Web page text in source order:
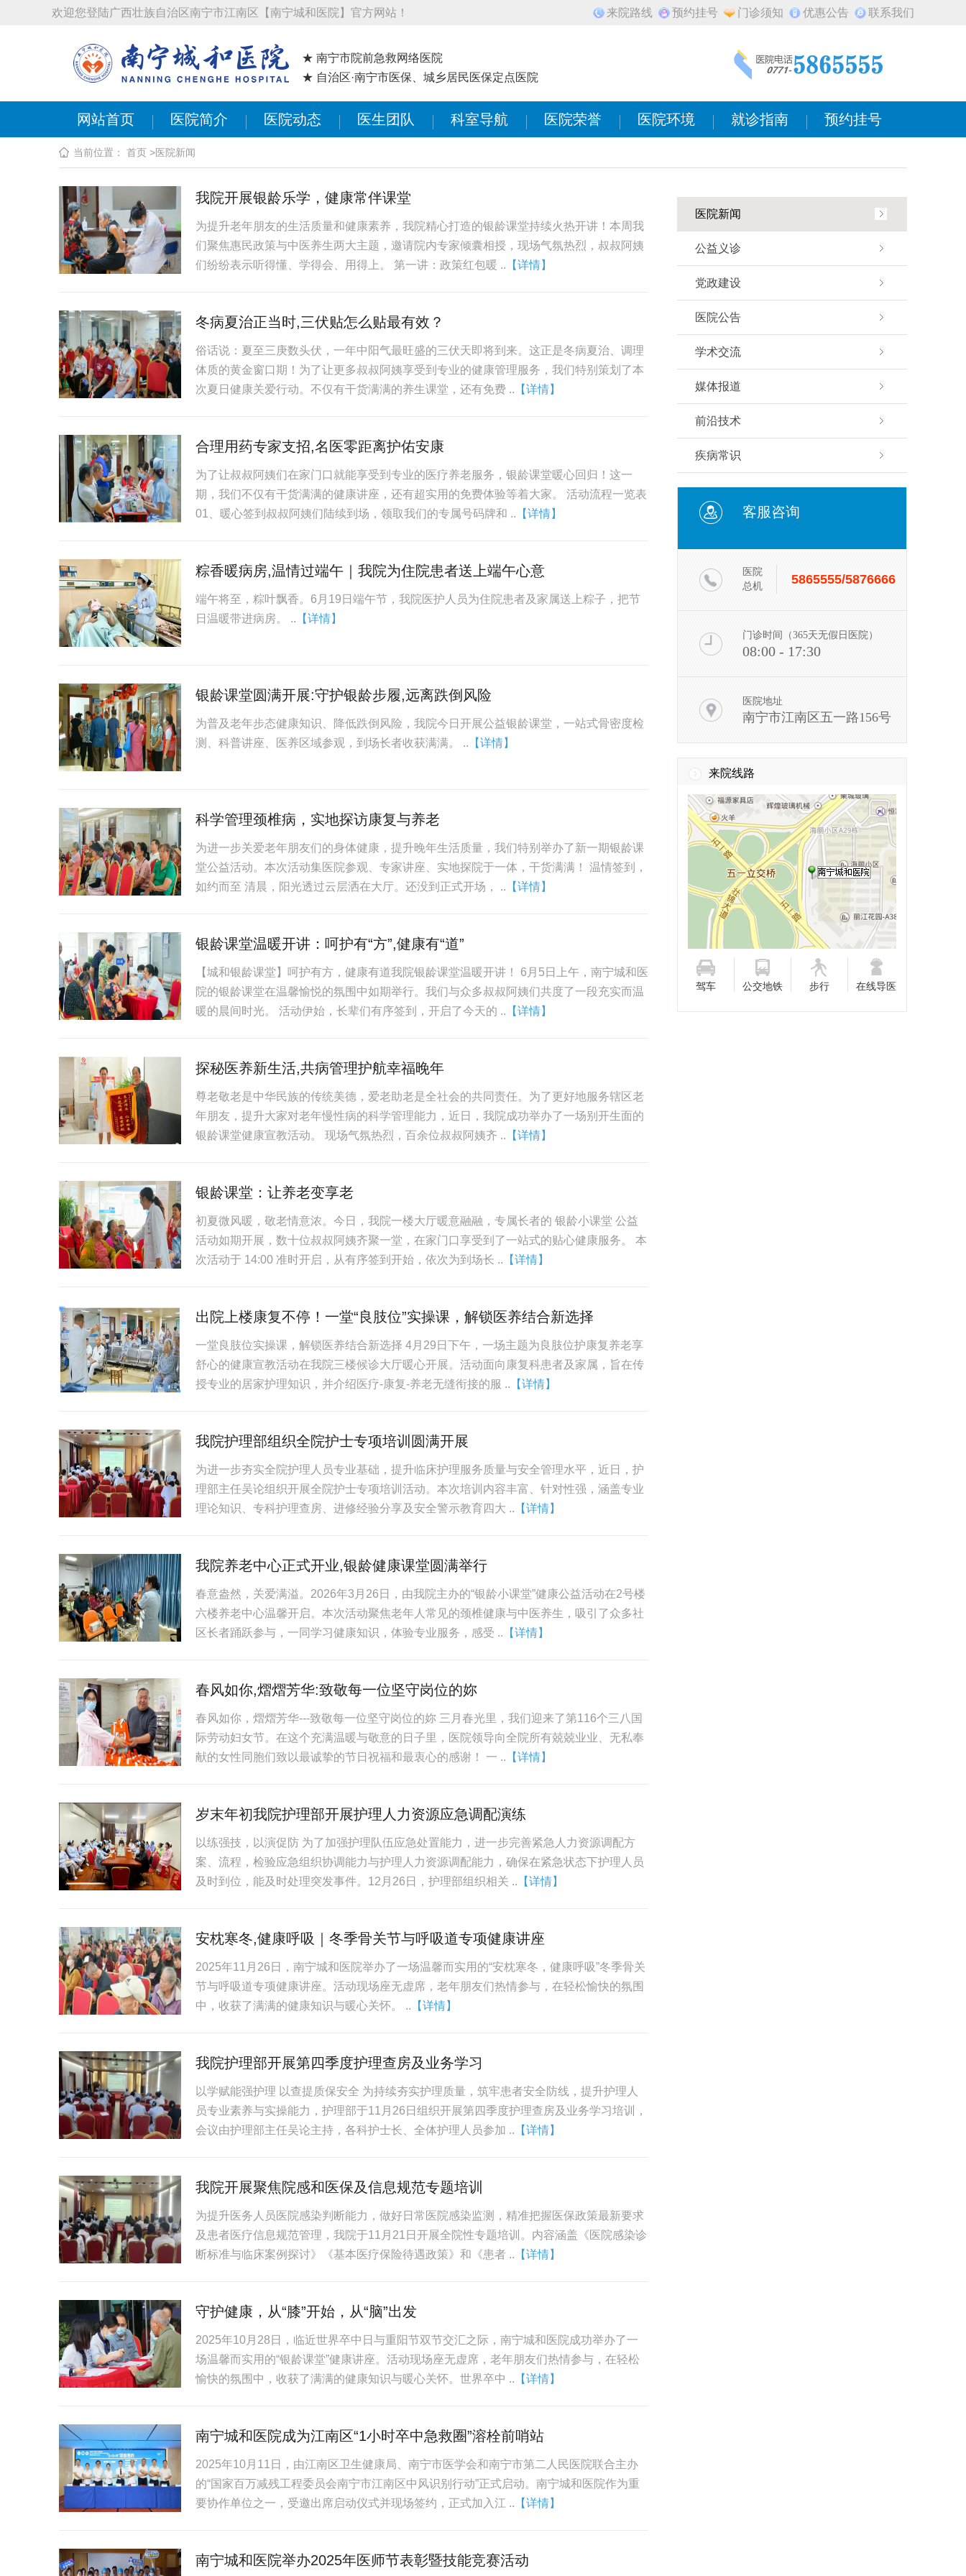
欢迎您登陆广西壮族自治区南宁市江南区【南宁城和医院】官方网站！ 来院路线 预约挂号 门诊须知 优惠公告 联系我们
★ 南宁市院前急救网络医院
★ 自治区·南宁市医保、城乡居民医保定点医院
网站首页 医院简介 医院动态 医生团队 科室导航 医院荣誉 医院环境 就诊指南 预约挂号
当前位置： 首页 >医院新闻
我院开展银龄乐学，健康常伴课堂
为提升老年朋友的生活质量和健康素养，我院精心打造的银龄课堂持续火热开讲！本周我
们聚焦惠民政策与中医养生两大主题，邀请院内专家倾囊相授，现场气氛热烈，叔叔阿姨
们纷纷表示听得懂、学得会、用得上。 第一讲：政策红包暖 .. 【详情】
冬病夏治正当时,三伏贴怎么贴最有效？
俗话说：夏至三庚数头伏，一年中阳气最旺盛的三伏天即将到来。这正是冬病夏治、调理
体质的黄金窗口期！为了让更多叔叔阿姨享受到专业的健康管理服务，我们特别策划了本
次夏日健康关爱行动。不仅有干货满满的养生课堂，还有免费 .. 【详情】
合理用药专家支招,名医零距离护佑安康
为了让叔叔阿姨们在家门口就能享受到专业的医疗养老服务，银龄课堂暖心回归！这一
期，我们不仅有干货满满的健康讲座，还有超实用的免费体验等着大家。 活动流程一览表
01、暖心签到叔叔阿姨们陆续到场，领取我们的专属号码牌和 .. 【详情】
粽香暖病房,温情过端午｜我院为住院患者送上端午心意
端午将至，粽叶飘香。6月19日端午节，我院医护人员为住院患者及家属送上粽子，把节
日温暖带进病房。 .. 【详情】
银龄课堂圆满开展:守护银龄步履,远离跌倒风险
为普及老年步态健康知识、降低跌倒风险，我院今日开展公益银龄课堂，一站式骨密度检
测、科普讲座、医养区域参观，到场长者收获满满。 .. 【详情】
科学管理颈椎病，实地探访康复与养老
为进一步关爱老年朋友们的身体健康，提升晚年生活质量，我们特别举办了新一期银龄课
堂公益活动。本次活动集医院参观、专家讲座、实地探院于一体，干货满满！ 温情签到，
如约而至 清晨，阳光透过云层洒在大厅。还没到正式开场， .. 【详情】
银龄课堂温暖开讲：呵护有“方”,健康有“道”
【城和银龄课堂】呵护有方，健康有道我院银龄课堂温暖开讲！ 6月5日上午，南宁城和医
院的银龄课堂在温馨愉悦的氛围中如期举行。我们与众多叔叔阿姨们共度了一段充实而温
暖的晨间时光。 活动伊始，长辈们有序签到，开启了今天的 .. 【详情】
探秘医养新生活,共病管理护航幸福晚年
尊老敬老是中华民族的传统美德，爱老助老是全社会的共同责任。为了更好地服务辖区老
年朋友，提升大家对老年慢性病的科学管理能力，近日，我院成功举办了一场别开生面的
银龄课堂健康宣教活动。 现场气氛热烈，百余位叔叔阿姨齐 .. 【详情】
银龄课堂：让养老变享老
初夏微风暖，敬老情意浓。今日，我院一楼大厅暖意融融，专属长者的 银龄小课堂 公益
活动如期开展，数十位叔叔阿姨齐聚一堂，在家门口享受到了一站式的贴心健康服务。 本
次活动于 14:00 准时开启，从有序签到开始，依次为到场长 .. 【详情】
出院上楼康复不停！一堂“良肢位”实操课，解锁医养结合新选择
一堂良肢位实操课，解锁医养结合新选择 4月29日下午，一场主题为良肢位护康复养老享
舒心的健康宣教活动在我院三楼候诊大厅暖心开展。活动面向康复科患者及家属，旨在传
授专业的居家护理知识，并介绍医疗-康复-养老无缝衔接的服 .. 【详情】
我院护理部组织全院护士专项培训圆满开展
为进一步夯实全院护理人员专业基础，提升临床护理服务质量与安全管理水平，近日，护
理部主任吴论组织开展全院护士专项培训活动。本次培训内容丰富、针对性强，涵盖专业
理论知识、专科护理查房、进修经验分享及安全警示教育四大 .. 【详情】
我院养老中心正式开业,银龄健康课堂圆满举行
春意盎然，关爱满溢。2026年3月26日，由我院主办的“银龄小课堂”健康公益活动在2号楼
六楼养老中心温馨开启。本次活动聚焦老年人常见的颈椎健康与中医养生，吸引了众多社
区长者踊跃参与，一同学习健康知识，体验专业服务，感受 .. 【详情】
春风如你,熠熠芳华:致敬每一位坚守岗位的妳
春风如你，熠熠芳华---致敬每一位坚守岗位的妳 三月春光里，我们迎来了第116个三八国
际劳动妇女节。在这个充满温暖与敬意的日子里，医院领导向全院所有兢兢业业、无私奉
献的女性同胞们致以最诚挚的节日祝福和最衷心的感谢！ 一 .. 【详情】
岁末年初我院护理部开展护理人力资源应急调配演练
以练强技，以演促防 为了加强护理队伍应急处置能力，进一步完善紧急人力资源调配方
案、流程，检验应急组织协调能力与护理人力资源调配能力，确保在紧急状态下护理人员
及时到位，能及时处理突发事件。12月26日，护理部组织相关 .. 【详情】
安枕寒冬,健康呼吸｜冬季骨关节与呼吸道专项健康讲座
2025年11月26日，南宁城和医院举办了一场温馨而实用的“安枕寒冬，健康呼吸”冬季骨关
节与呼吸道专项健康讲座。活动现场座无虚席，老年朋友们热情参与，在轻松愉快的氛围
中，收获了满满的健康知识与暖心关怀。 .. 【详情】
我院护理部开展第四季度护理查房及业务学习
以学赋能强护理 以查提质保安全 为持续夯实护理质量，筑牢患者安全防线，提升护理人
员专业素养与实操能力，护理部于11月26日组织开展第四季度护理查房及业务学习培训，
会议由护理部主任吴论主持，各科护士长、全体护理人员参加 .. 【详情】
我院开展聚焦院感和医保及信息规范专题培训
为提升医务人员医院感染判断能力，做好日常医院感染监测，精准把握医保政策最新要求
及患者医疗信息规范管理，我院于11月21日开展全院性专题培训。内容涵盖《医院感染诊
断标准与临床案例探讨》《基本医疗保险待遇政策》和《患者 .. 【详情】
守护健康，从“膝”开始，从“脑”出发
2025年10月28日，临近世界卒中日与重阳节双节交汇之际，南宁城和医院成功举办了一
场温馨而实用的“银龄课堂”健康讲座。活动现场座无虚席，老年朋友们热情参与，在轻松
愉快的氛围中，收获了满满的健康知识与暖心关怀。世界卒中 .. 【详情】
南宁城和医院成为江南区“1小时卒中急救圈”溶栓前哨站
2025年10月11日，由江南区卫生健康局、南宁市医学会和南宁市第二人民医院联合主办
的“国家百万减残工程委员会南宁市江南区中风识别行动”正式启动。南宁城和医院作为重
要协作单位之一，受邀出席启动仪式并现场签约，正式加入江 .. 【详情】
南宁城和医院举办2025年医师节表彰暨技能竞赛活动
医院新闻
公益义诊
党政建设
医院公告
学术交流
媒体报道
前沿技术
疾病常识
客服咨询
医院
总机
5865555/5876666
门诊时间（365天无假日医院）
08:00 - 17:30
医院地址
南宁市江南区五一路156号
来院线路
驾车 公交地铁 步行 在线导医